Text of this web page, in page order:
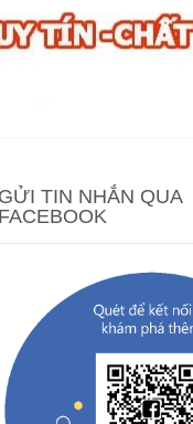
GỬI TIN NHẮN QUA
FACEBOOK